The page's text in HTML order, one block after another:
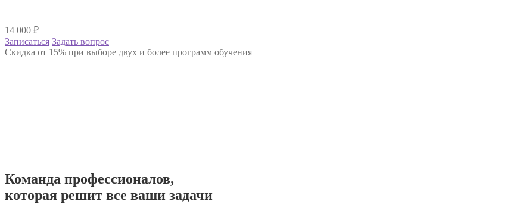
14 000 ₽
Записаться Задать вопрос
Скидка от 15% при выборе двух и более программ обучения
Команда профессионалов,
которая решит все ваши задачи